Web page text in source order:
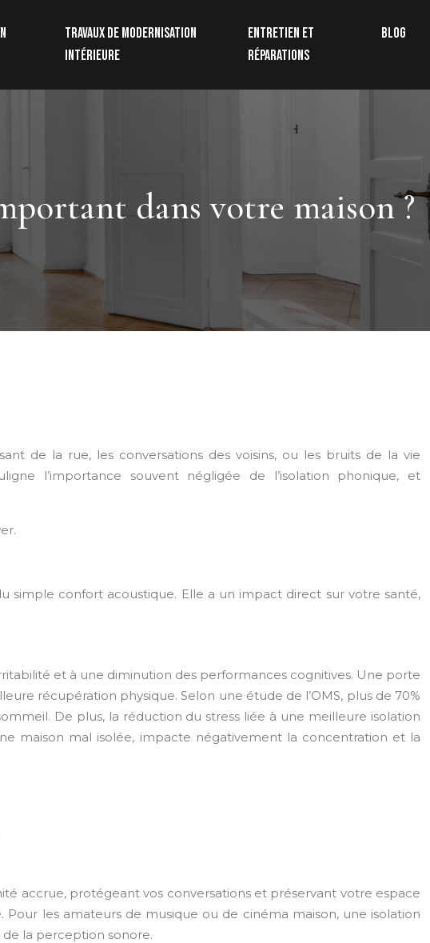
Travaux de modernisation
intérieure
Entretien et
réparations
Blog
dans votre maison ?
de la rue, les conversations des voisins, ou les bruits de la vie
l’importance souvent négligée de l’isolation phonique, et
simple confort acoustique. Elle a un impact direct sur votre santé,
et à une diminution des performances cognitives. Une porte
récupération physique. Selon une étude de l’OMS, plus de 70%
De plus, la réduction du stress liée à une meilleure isolation
maison mal isolée, impacte négativement la concentration et la
accrue, protégeant vos conversations et préservant votre espace
les amateurs de musique ou de cinéma maison, une isolation
la perception sonore.